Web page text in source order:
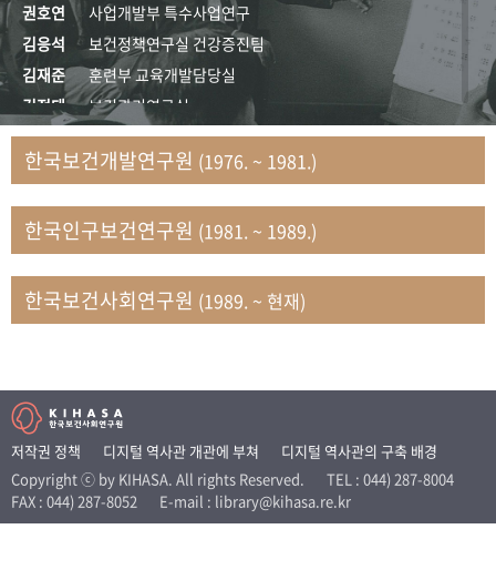
50+1주년 기념
성과 50선 숫자로 보는 50년
세계와 함께 한 KIHASA
VR 역사관
권호연
사업개발부 특수사업연구
김응석
보건정책연구실 건강증진팀
김재준
훈련부 교육개발담당실
김정태
보건관리연구실
김지자
연구부 사회개발담당실
김태룡
조사평가부 연구과
문현상
가족복지연구실 인구가족연구팀
박인화
보건정책연구실
박재빈
연구부 인구역학담당실
변종화
보건정책연구실 건강증진팀
송건용
보건정책연구실
송태민
정보통계연구실 빅데이터연구센터
신희설
사업개발부 국제협력연구실
이규식
의료보험연구실
이문기
훈련부
한국보건개발연구원 (1976. ~ 1981.)
한국인구보건연구원 (1981. ~ 1989.)
한국보건사회연구원 (1989. ~ 현재)
저작권 정책 디지털 역사관 개관에 부쳐
디지털 역사관의 구축 배경
Copyright ⓒ by KIHASA. All rights Reserved.
TEL : 044) 287-8004
FAX : 044) 287-8052
E-mail : library@kihasa.re.kr